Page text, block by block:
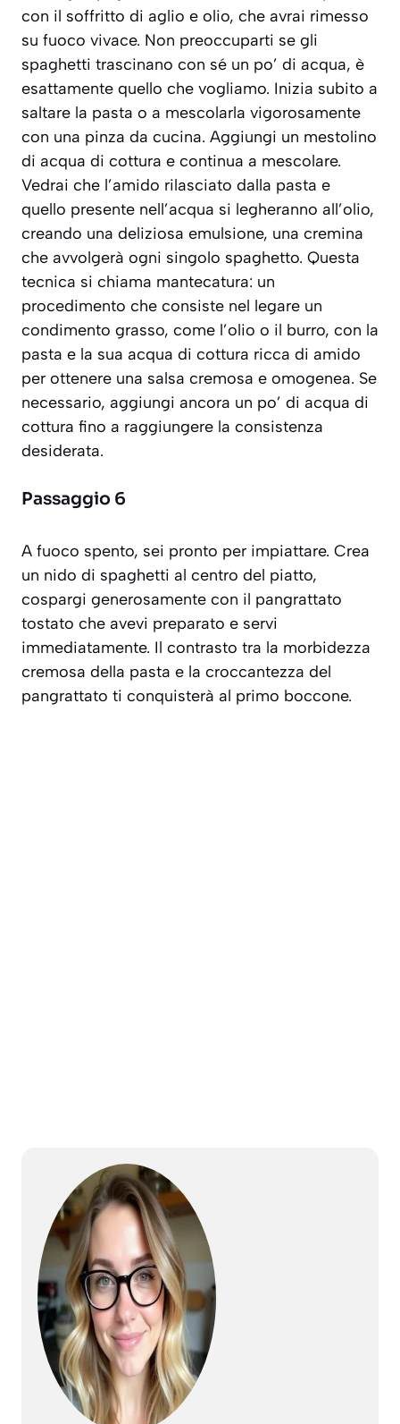
con il soffritto di aglio e olio, che avrai rimesso
su fuoco vivace. Non preoccuparti se gli
spaghetti trascinano con sé un po’ di acqua, è
esattamente quello che vogliamo. Inizia subito a
saltare la pasta o a mescolarla vigorosamente
con una pinza da cucina. Aggiungi un mestolino
di acqua di cottura e continua a mescolare.
Vedrai che l’amido rilasciato dalla pasta e
quello presente nell’acqua si legheranno all’olio,
creando una deliziosa emulsione, una cremina
che avvolgerà ogni singolo spaghetto. Questa
tecnica si chiama mantecatura: un
procedimento che consiste nel legare un
condimento grasso, come l’olio o il burro, con la
pasta e la sua acqua di cottura ricca di amido
per ottenere una salsa cremosa e omogenea. Se
necessario, aggiungi ancora un po’ di acqua di
cottura fino a raggiungere la consistenza
desiderata.
Passaggio 6
A fuoco spento, sei pronto per impiattare. Crea
un nido di spaghetti al centro del piatto,
cospargi generosamente con il pangrattato
tostato che avevi preparato e servi
immediatamente. Il contrasto tra la morbidezza
cremosa della pasta e la croccantezza del
pangrattato ti conquisterà al primo boccone.